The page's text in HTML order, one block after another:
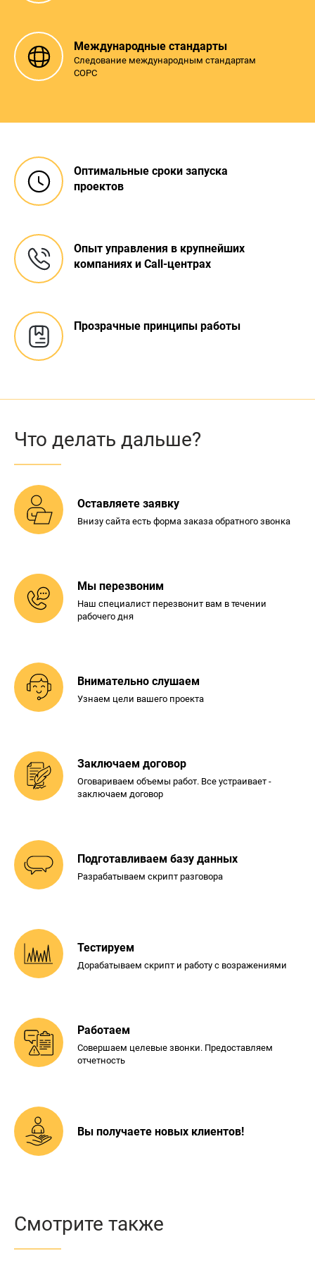
Международные стандарты
Следование международным стандартам
СOPC
Оптимальные сроки запуска
проектов
Опыт управления в крупнейших
компаниях и Call-центрах
Прозрачные принципы работы
Что делать дальше?
Оставляете заявку
Внизу сайта есть форма заказа обратного звонка
Мы перезвоним
Наш специалист перезвонит вам в течении
рабочего дня
Внимательно слушаем
Узнаем цели вашего проекта
Заключаем договор
Оговариваем объемы работ. Все устраивает -
заключаем договор
Подготавливаем базу данных
Разрабатываем скрипт разговора
Тестируем
Дорабатываем скрипт и работу с возражениями
Работаем
Совершаем целевые звонки. Предоставляем
отчетность
Вы получаете новых клиентов!
Смотрите также